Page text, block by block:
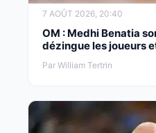
7 AOÛT 2026, 20:40
OM : Medhi Benatia
dézingue les joueurs
Par William Tertrin